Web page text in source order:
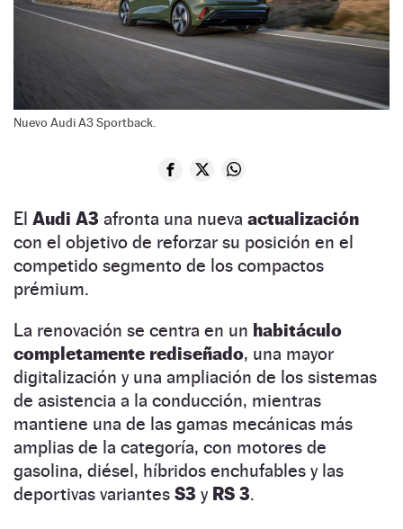
Nuevo Audi A3 Sportback.
El Audi A3 afronta una nueva actualización
con el objetivo de reforzar su posición en el
competido segmento de los compactos
prémium.
La renovación se centra en un habitáculo
completamente rediseñado, una mayor
digitalización y una ampliación de los sistemas
de asistencia a la conducción, mientras
mantiene una de las gamas mecánicas más
amplias de la categoría, con motores de
gasolina, diésel, híbridos enchufables y las
deportivas variantes S3 y RS 3.